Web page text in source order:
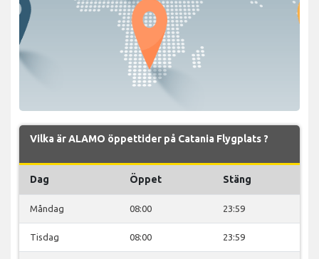
Vilka är ALAMO öppettider på Catania Flygplats ?
Dag Öppet Stäng
Måndag 08:00 23:59
Tisdag 08:00 23:59